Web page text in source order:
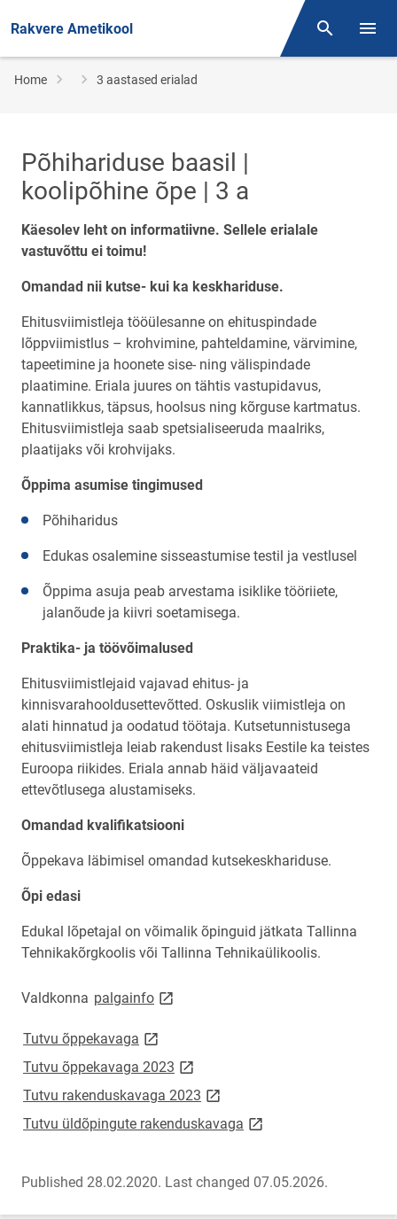
Rakvere Ametikool Otsing
Breadcrumb
Home 3 aastased erialad
Põhihariduse baasil |
koolipõhine õpe | 3 a
Käesolev leht on informatiivne. Sellele erialale
vastuvõttu ei toimu!
Omandad nii kutse- kui ka keskhariduse.
Ehitusviimistleja tööülesanne on ehituspindade
lõppviimistlus – krohvimine, pahteldamine, värvimine,
tapeetimine ja hoonete sise- ning välispindade
plaatimine. Eriala juures on tähtis vastupidavus,
kannatlikkus, täpsus, hoolsus ning kõrguse kartmatus.
Ehitusviimistleja saab spetsialiseeruda maalriks,
plaatijaks või krohvijaks.
Õppima asumise tingimused
Põhiharidus
Edukas osalemine sisseastumise testil ja vestlusel
Õppima asuja peab arvestama isiklike tööriiete,
jalanõude ja kiivri soetamisega.
Praktika- ja töövõimalused
Ehitusviimistlejaid vajavad ehitus- ja
kinnisvarahooldusettevõtted. Oskuslik viimistleja on
alati hinnatud ja oodatud töötaja. Kutsetunnistusega
ehitusviimistleja leiab rakendust lisaks Eestile ka teistes
Euroopa riikides. Eriala annab häid väljavaateid
ettevõtlusega alustamiseks.
Omandad kvalifikatsiooni
Õppekava läbimisel omandad kutsekeskhariduse.
Õpi edasi
Edukal lõpetajal on võimalik õpinguid jätkata Tallinna
Tehnikakõrgkoolis või Tallinna Tehnikaülikoolis.
Valdkonna palgainfolink opens on new page
Tutvu õppekavaga link opens on new page
Tutvu õppekavaga 2023 link opens on new page
Tutvu rakenduskavaga 2023 link opens on new page
Tutvu üldõpingute rakenduskavaga link opens on new page
Published 28.02.2020. Last changed 07.05.2026.